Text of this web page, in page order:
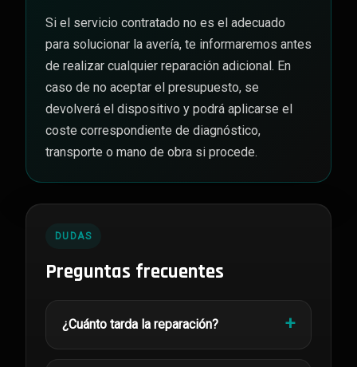
Si el servicio contratado no es el adecuado
para solucionar la avería, te informaremos antes
de realizar cualquier reparación adicional. En
caso de no aceptar el presupuesto, se
devolverá el dispositivo y podrá aplicarse el
coste correspondiente de diagnóstico,
transporte o mano de obra si procede.
DUDAS
Preguntas frecuentes
¿Cuánto tarda la reparación?